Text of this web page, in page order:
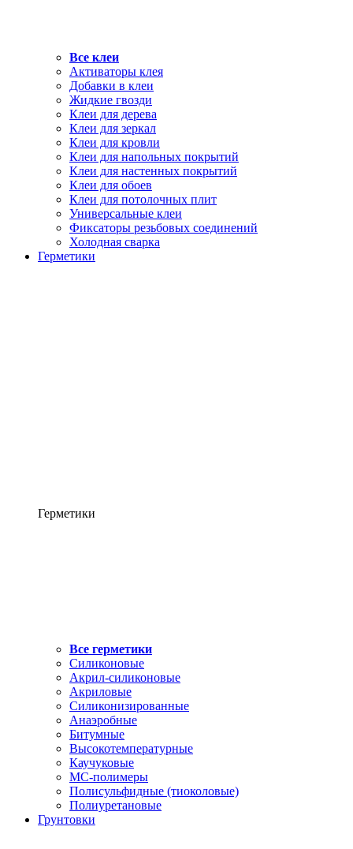
Все клеи
Активаторы клея
Добавки в клеи
Жидкие гвозди
Клеи для дерева
Клеи для зеркал
Клеи для кровли
Клеи для напольных покрытий
Клеи для настенных покрытий
Клеи для обоев
Клеи для потолочных плит
Универсальные клеи
Фиксаторы резьбовых соединений
Холодная сварка
Герметики
Герметики
Все герметики
Силиконовые
Акрил-силиконовые
Акриловые
Силиконизированные
Анаэробные
Битумные
Высокотемпературные
Каучуковые
МС-полимеры
Полисульфидные (тиоколовые)
Полиуретановые
Грунтовки